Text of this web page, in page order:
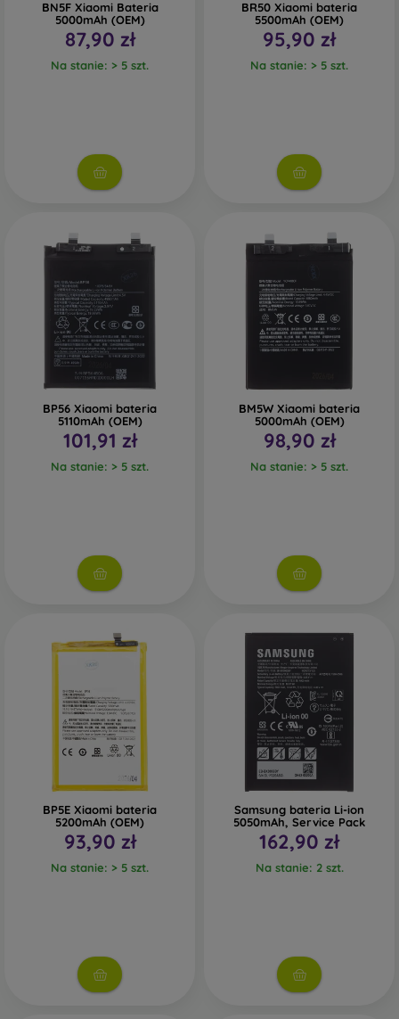
BN5F Xiaomi Bateria
5000mAh (OEM)
87,90 zł
Na stanie: > 5 szt.
BR50 Xiaomi bateria
5500mAh (OEM)
95,90 zł
Na stanie: > 5 szt.
BP56 Xiaomi bateria
5110mAh (OEM)
101,91 zł
Na stanie: > 5 szt.
BM5W Xiaomi bateria
5000mAh (OEM)
98,90 zł
Na stanie: > 5 szt.
BP5E Xiaomi bateria
5200mAh (OEM)
93,90 zł
Na stanie: > 5 szt.
Samsung bateria Li-ion
5050mAh, Service Pack
162,90 zł
Na stanie: 2 szt.